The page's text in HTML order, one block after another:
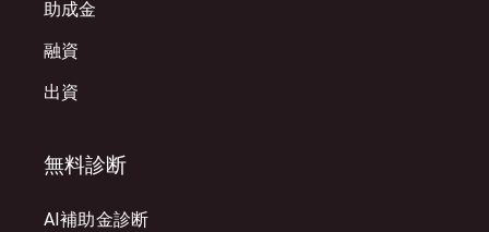
助成金
融資
出資
無料診断
AI補助金診断